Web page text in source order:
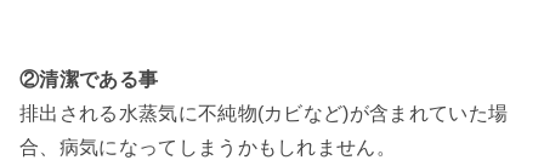
②清潔である事
排出される水蒸気に不純物(カビなど)が含まれていた場
合、病気になってしまうかもしれません。